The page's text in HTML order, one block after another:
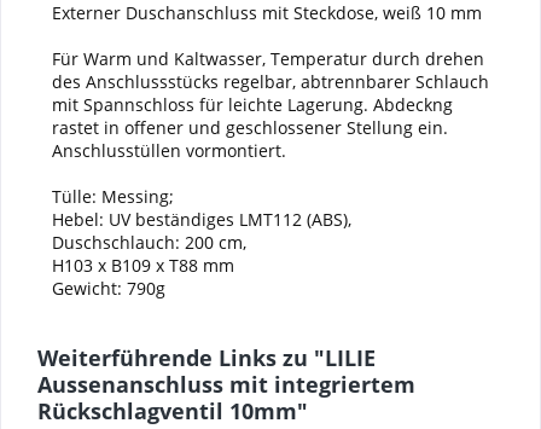
Externer Duschanschluss mit Steckdose, weiß 10 mm
Für Warm und Kaltwasser, Temperatur durch drehen
des Anschlussstücks regelbar, abtrennbarer Schlauch
mit Spannschloss für leichte Lagerung. Abdeckng
rastet in offener und geschlossener Stellung ein.
Anschlusstüllen vormontiert.
Tülle: Messing;
Hebel: UV beständiges LMT112 (ABS),
Duschschlauch: 200 cm,
H103 x B109 x T88 mm
Gewicht: 790g
Weiterführende Links zu "LILIE
Aussenanschluss mit integriertem
Rückschlagventil 10mm"